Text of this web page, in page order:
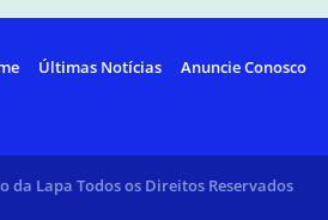
Últimas Notícias Anuncie Conosco
da Lapa Todos os Direitos Reservados